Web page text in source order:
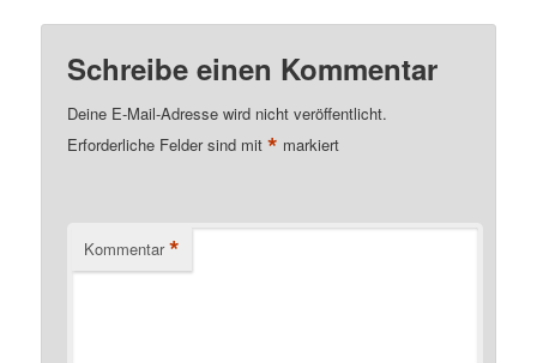
Schreibe einen Kommentar
Deine E-Mail-Adresse wird nicht veröffentlicht.
Erforderliche Felder sind mit* markiert
Kommentar *